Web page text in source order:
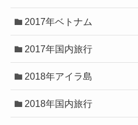
2017年ベトナム
2017年国内旅行
2018年アイラ島
2018年国内旅行